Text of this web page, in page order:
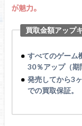
が魅力。
買取金額アップ
すべてのゲーム
30％アップ（期
発売してから3
での買取保証。